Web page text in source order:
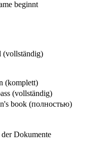
beginnt
(vollständig)
(komplett)
(vollständig)
book (полностью)
Dokumente